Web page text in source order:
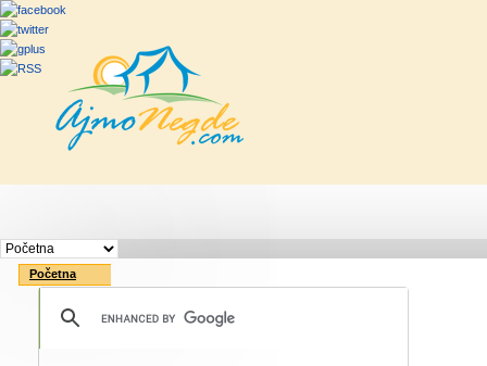
Početna